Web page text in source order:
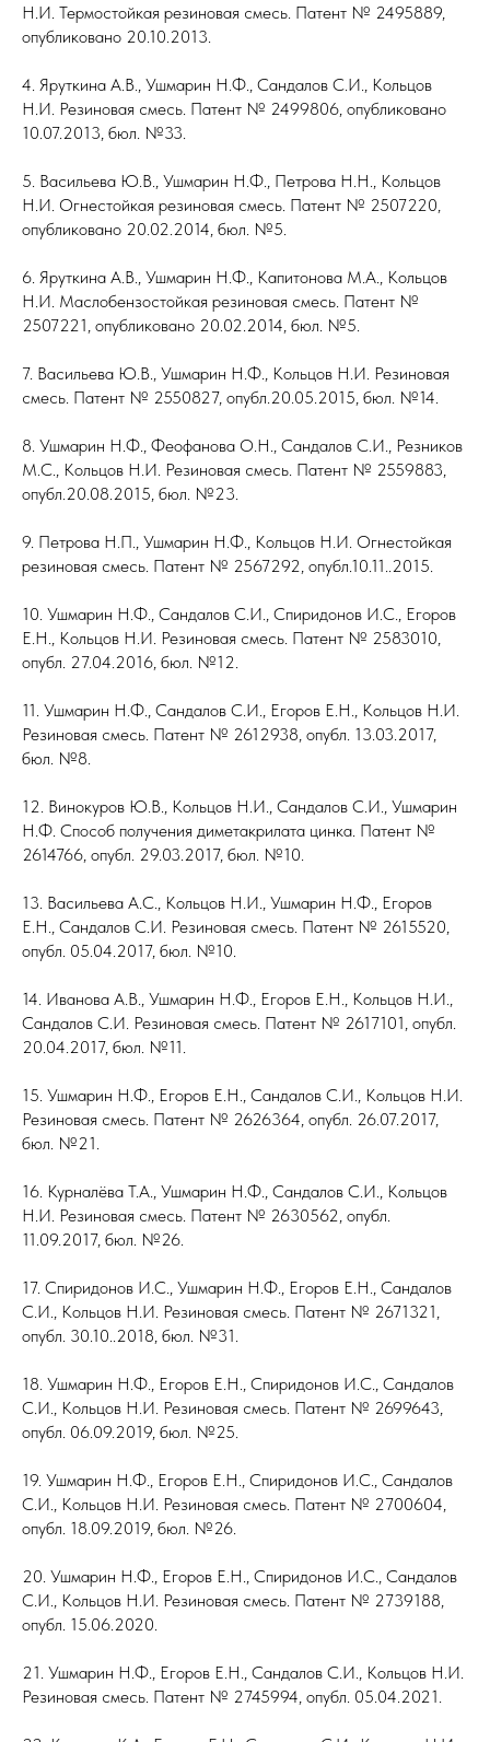
Н.И. Термостойкая резиновая смесь. Патент № 2495889,
опубликовано 20.10.2013.
4. Яруткина А.В., Ушмарин Н.Ф., Сандалов С.И., Кольцов
Н.И. Резиновая смесь. Патент № 2499806, опубликовано
10.07.2013, бюл. №33.
5. Васильева Ю.В., Ушмарин Н.Ф., Петрова Н.Н., Кольцов
Н.И. Огнестойкая резиновая смесь. Патент № 2507220,
опубликовано 20.02.2014, бюл. №5.
6. Яруткина А.В., Ушмарин Н.Ф., Капитонова М.А., Кольцов
Н.И. Маслобензостойкая резиновая смесь. Патент №
2507221, опубликовано 20.02.2014, бюл. №5.
7. Васильева Ю.В., Ушмарин Н.Ф., Кольцов Н.И. Резиновая
смесь. Патент № 2550827, опубл.20.05.2015, бюл. №14.
8. Ушмарин Н.Ф., Феофанова О.Н., Сандалов С.И., Резников
М.С., Кольцов Н.И. Резиновая смесь. Патент № 2559883,
опубл.20.08.2015, бюл. №23.
9. Петрова Н.П., Ушмарин Н.Ф., Кольцов Н.И. Огнестойкая
резиновая смесь. Патент № 2567292, опубл.10.11..2015.
10. Ушмарин Н.Ф., Сандалов С.И., Спиридонов И.С., Егоров
Е.Н., Кольцов Н.И. Резиновая смесь. Патент № 2583010,
опубл. 27.04.2016, бюл. №12.
11. Ушмарин Н.Ф., Сандалов С.И., Егоров Е.Н., Кольцов Н.И.
Резиновая смесь. Патент № 2612938, опубл. 13.03.2017,
бюл. №8.
12. Винокуров Ю.В., Кольцов Н.И., Сандалов С.И., Ушмарин
Н.Ф. Способ получения диметакрилата цинка. Патент №
2614766, опубл. 29.03.2017, бюл. №10.
13. Васильева А.С., Кольцов Н.И., Ушмарин Н.Ф., Егоров
Е.Н., Сандалов С.И. Резиновая смесь. Патент № 2615520,
опубл. 05.04.2017, бюл. №10.
14. Иванова А.В., Ушмарин Н.Ф., Егоров Е.Н., Кольцов Н.И.,
Сандалов С.И. Резиновая смесь. Патент № 2617101, опубл.
20.04.2017, бюл. №11.
15. Ушмарин Н.Ф., Егоров Е.Н., Сандалов С.И., Кольцов Н.И.
Резиновая смесь. Патент № 2626364, опубл. 26.07.2017,
бюл. №21.
16. Курналёва Т.А., Ушмарин Н.Ф., Сандалов С.И., Кольцов
Н.И. Резиновая смесь. Патент № 2630562, опубл.
11.09.2017, бюл. №26.
17. Спиридонов И.С., Ушмарин Н.Ф., Егоров Е.Н., Сандалов
С.И., Кольцов Н.И. Резиновая смесь. Патент № 2671321,
опубл. 30.10..2018, бюл. №31.
18. Ушмарин Н.Ф., Егоров Е.Н., Спиридонов И.С., Сандалов
С.И., Кольцов Н.И. Резиновая смесь. Патент № 2699643,
опубл. 06.09.2019, бюл. №25.
19. Ушмарин Н.Ф., Егоров Е.Н., Спиридонов И.С., Сандалов
С.И., Кольцов Н.И. Резиновая смесь. Патент № 2700604,
опубл. 18.09.2019, бюл. №26.
20. Ушмарин Н.Ф., Егоров Е.Н., Спиридонов И.С., Сандалов
С.И., Кольцов Н.И. Резиновая смесь. Патент № 2739188,
опубл. 15.06.2020.
21. Ушмарин Н.Ф., Егоров Е.Н., Сандалов С.И., Кольцов Н.И.
Резиновая смесь. Патент № 2745994, опубл. 05.04.2021.